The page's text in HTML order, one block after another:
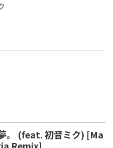
。 (feat. 初音ミク) [Ma